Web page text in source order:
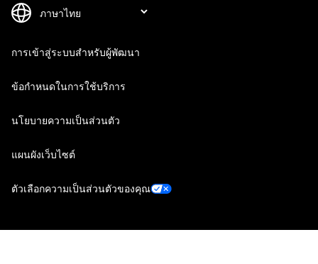
การเข้าสู่ระบบสำหรับผู้พัฒนา
ข้อกำหนดในการใช้บริการ
นโยบายความเป็นส่วนตัว
แผนผังเว็บไซต์
ตัวเลือกความเป็นส่วนตัวของคุณ